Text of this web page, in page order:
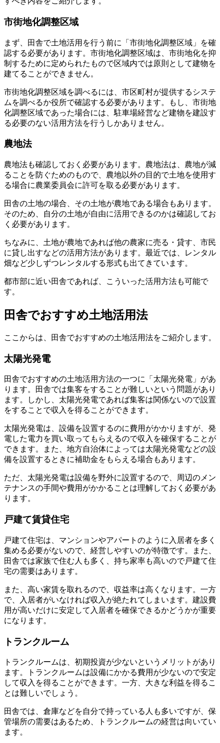
市街地化調整区域
まず、田舎で土地活用を行う前に「市街地化調整区域」を確
認する必要があります。市街地化調整区域は、市街地化を抑
制するために定められたもので区域内では原則として建物を
建てることができません。
市街地化調整区域を調べるには、市区町村が提供するシステ
ムを調べるか役所で確認する必要があります。もし、市街地
化調整区域であった場合には、駐車場経営など建物を建設す
る必要のない活用方法を行うしかありません。
農地法
農地法も確認しておく必要があります。農地法は、農地が減
ることを防ぐためのもので、農地以外の目的で土地を使用す
る場合に農業委員会に許可を取る必要があります。
田舎の土地の場合、その土地が農地である場合もあります。
そのため、自分の土地が自由に活用できるのかは確認してお
く必要があります。
ちなみに、土地が農地であれば他の農家に売る・貸す、市民
に貸し出すなどの活用方法があります。最近では、レンタル
畑など少しずつレンタルする形式も出てきています。
都市部に近い田舎であれば、こういった活用方法も可能で
す。
田舎でおすすめ土地活用法
ここからは、田舎でおすすめの土地活用法をご紹介します。
太陽光発電
田舎でおすすめの土地活用方法の一つに「太陽光発電」があ
ります。田舎では集客をすることが難しいという問題があり
ます。しかし、太陽光発電であれば集客は関係ないので設置
をすることで収入を得ることができます。
太陽光発電は、設備を設置するのに費用がかかりますが、発
電した電力を買い取ってもらえるので収入を確保することが
できます。また、地方自治体によっては太陽光発電などの設
備を設置するときに補助金をもらえる場合もあります。
ただ、太陽光発電は設備を野外に設置するので、周辺のメン
テナンスの手間や費用がかかることは理解しておく必要があ
ります。
戸建て賃貸住宅
戸建て住宅は、マンションやアパートのように入居者を多く
集める必要がないので、経営しやすいのが特徴です。また、
田舎では家族で住む人も多く、持ち家率も高いので戸建て住
宅の需要はあります。
また、高い家賃を取れるので、収益率は高くなります。一方
で、入居者がいなければ収入が絶たれてしまいます。建設費
用が高いだけに安定して入居者を確保できるかどうかが重要
になります。
トランクルーム
トランクルームは、初期投資が少ないというメリットがあり
ます。トランクルームは設備にかかる費用が少ないので安定
して収入を得ることができます。一方、大きな利益を得るこ
とは難しいでしょう。
田舎では、倉庫などを自分で持っている人も多いですが、保
管場所の需要はあるため、トランクルームの経営は向いてい
ます。